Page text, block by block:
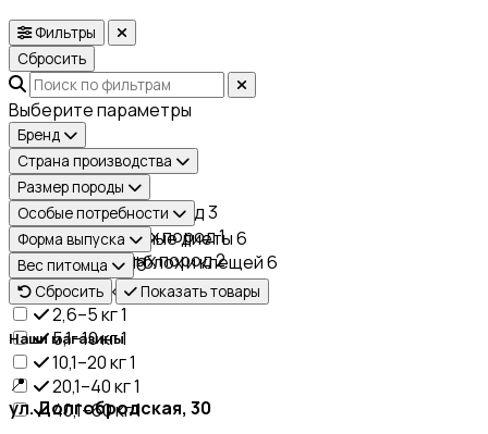
Фильтры
Сбросить
Выберите параметры
Бренд
Симпарика6
Страна производства
США6
Размер породы
Для мелких пород3
Для средних пород1
Для крупных пород2
Особые потребности
Ветеринарные диеты6
Защита от блох и клещей6
Форма выпуска
Таблетки 6
Вес питомца
1,3–2,5 кг1
2,6–5 кг1
5,1–10 кг1
10,1–20 кг1
20,1–40 кг1
40,1–60 кг1
Сбросить Показать товары
Наши магазины
📍
ул. Долгобродская, 30